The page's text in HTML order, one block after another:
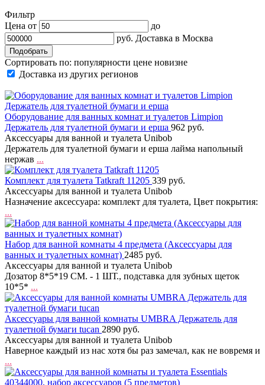
Фильтр
Цена от
до
руб. Доставка в Москва
Сортировать по: популярности цене новизне
Доставка из других регионов
Оборудование для ванных комнат и туалетов Limpion
Держатель для туалетной бумаги и ерша 962 руб.
Аксессуары для ванной и туалета Unibob
Держатель для туалетной бумаги и ерша лайма напольный
нержав ...
Комплект для туалета Tatkraft 11205 339 руб.
Аксессуары для ванной и туалета Unibob
Назначение аксессуара: комплект для туалета, Цвет покрытия:
...
Набор для ванной комнаты 4 предмета (Аксессуары для
ванных и туалетных комнат) 2485 руб.
Аксессуары для ванной и туалета Unibob
Дозатор 8*5*19 СМ. - 1 ШТ., подставка для зубных щеток
10*5* ...
Аксессуары для ванной комнаты UMBRA Держатель для
туалетной бумаги tucan 2890 руб.
Аксессуары для ванной и туалета Unibob
Наверное каждый из нас хотя бы раз замечал, как не вовремя и
...